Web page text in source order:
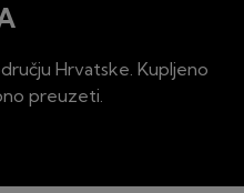
Hrvatske. Kupljeno
preuzeti.